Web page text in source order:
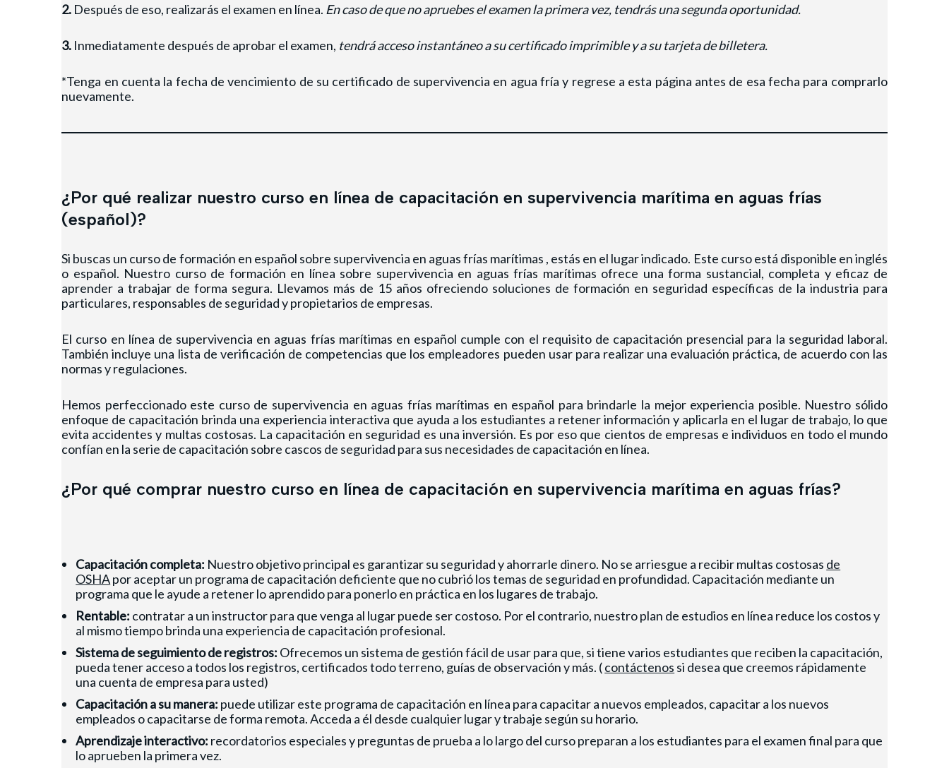
2. Después de eso, realizarás el examen en línea. En caso de que no apruebes el examen la primera vez, tendrás una segunda oportunidad.
3. Inmediatamente después de aprobar el examen, tendráacceso instantáneo a su certificado imprimible y a su tarjeta de billetera.
*Tenga en cuenta la fecha de vencimiento de su certificado de supervivencia en agua fría y regrese a esta página antes de esa fecha para comprarlo
nuevamente.
¿Por qué realizar nuestro curso en línea de capacitación en supervivencia marítima en aguas frías
(español)?
Si buscas un curso de formación en español sobre supervivencia en aguas frías marítimas , estás en el lugar indicado. Este curso está disponible en inglés
o español. Nuestro curso de formación en línea sobre supervivencia en aguas frías marítimas ofrece una forma sustancial, completa y eficaz de
aprender a trabajar de forma segura. Llevamos más de 15 años ofreciendo soluciones de formación en seguridad específicas de la industria para
particulares, responsables de seguridad y propietarios de empresas.
El curso en línea de supervivencia en aguas frías marítimas en español cumple con el requisito de capacitación presencial para la seguridad laboral.
También incluye una lista de verificación de competencias que los empleadores pueden usar para realizar una evaluación práctica, de acuerdo con las
normas y regulaciones.
Hemos perfeccionado este curso de supervivencia en aguas frías marítimas en español para brindarle la mejor experiencia posible. Nuestro sólido
enfoque de capacitación brinda una experiencia interactiva que ayuda a los estudiantes a retener información y aplicarla en el lugar de trabajo, lo que
evita accidentes y multas costosas. La capacitación en seguridad es una inversión. Es por eso que cientos de empresas e individuos en todo el mundo
confían en la serie de capacitación sobre cascos de seguridad para sus necesidades de capacitación en línea.
¿Por qué comprar nuestro curso en línea de capacitación en supervivencia marítima en aguas frías?
Capacitación completa: Nuestro objetivo principal es garantizar su seguridad y ahorrarle dinero. No se arriesgue a recibir multas costosas de
OSHApor aceptar un programa de capacitación deficiente que no cubrió los temas de seguridad en profundidad. Capacitación mediante un
programa que le ayude a retener lo aprendido para ponerlo en práctica en los lugares de trabajo.
Rentable: contratar a un instructor para que venga al lugar puede ser costoso. Por el contrario, nuestro plan de estudios en línea reduce los costos y
al mismo tiempo brinda una experiencia de capacitación profesional.
Sistema de seguimiento de registros: Ofrecemos un sistema de gestión fácil de usar para que, si tiene varios estudiantes que reciben la capacitación,
pueda tener acceso a todos los registros, certificados todo terreno, guías de observación y más. (contáctenos si desea que creemos rápidamente
una cuenta de empresa para usted)
Capacitación a su manera: puede utilizar este programa de capacitación en línea para capacitar a nuevos empleados, capacitar a los nuevos
empleados o capacitarse de forma remota. Acceda a él desde cualquier lugar y trabaje según su horario.
Aprendizaje interactivo: recordatorios especiales y preguntas de prueba a lo largo del curso preparan a los estudiantes para el examen final para que
lo aprueben la primera vez.